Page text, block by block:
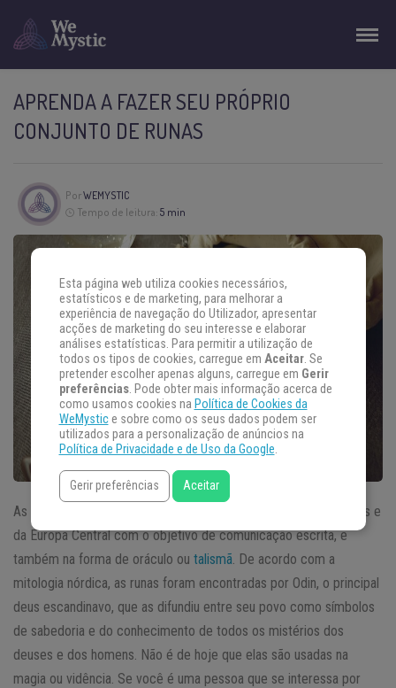
APRENDA A FAZER SEU PRÓPRIO
CONJUNTO DE RUNAS
PorWEMYSTIC
Tempo de leitura: 5 min
As runas são antigos símbolos usados pelos povos escandinavos e
da Europa Central com o objetivo de comunicação escrita, e
também na forma de oráculo ou talismã . De acordo com a
mitologia nórdica, as runas foram encontradas por Odin, o principal
deus escandinavo, que as difundiu entre seu povo como símbolos
de sabedoria e do conhecimento de todos os mistérios dos
deuses e dos homens. Não é de hoje que elas são usadas na
magia ou vidência. Se você é uma pessoa que se interessa por
Esta página web utiliza cookies necessários,
estatísticos e de marketing, para melhorar a
experiência de navegação do Utilizador, apresentar
acções de marketing do seu interesse e elaborar
análises estatísticas. Para permitir a utilização de
todos os tipos de cookies, carregue em Aceitar. Se
pretender escolher apenas alguns, carregue em Gerir
preferências. Pode obter mais informação acerca de
como usamos cookies na Política de Cookies da
WeMystice sobre como os seus dados podem ser
utilizados para a personalização de anúncios na
Política de Privacidade e de Uso da Google.
Gerir preferências Aceitar